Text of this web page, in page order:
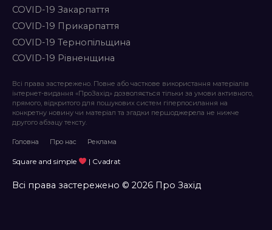
COVID-19 Закарпаття
COVID-19 Прикарпаття
COVID-19 Тернопільщина
COVID-19 Рівненщина
Всі права застережено. Повне або часткове використання матеріалів
інтернет-видання «ПроЗахід» дозволяється тільки за умови активного,
прямого, відкритого для пошукових систем гіперпосилання на
конкретну новину чи матеріал та згадки першоджерела не нижче
другого абзацу тексту.
Головна Про нас Реклама
Square and simple | Cvadrat
Всі права застережено © 2026 Про Захід